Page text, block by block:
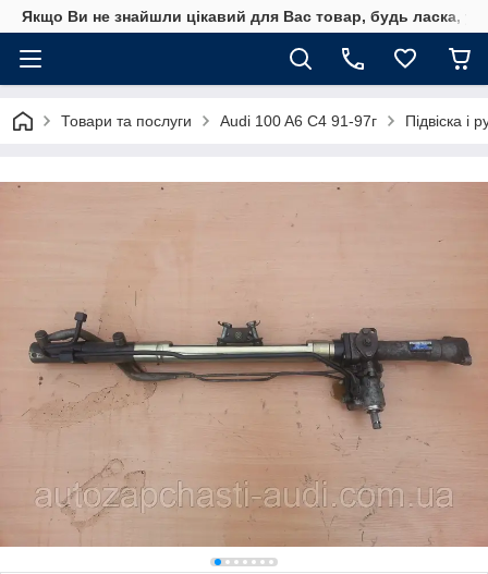
Якщо Ви не знайшли цікавий для Вас товар, будь ласка,
Товари та послуги Audi 100 A6 C4 91-97г Підвіска і